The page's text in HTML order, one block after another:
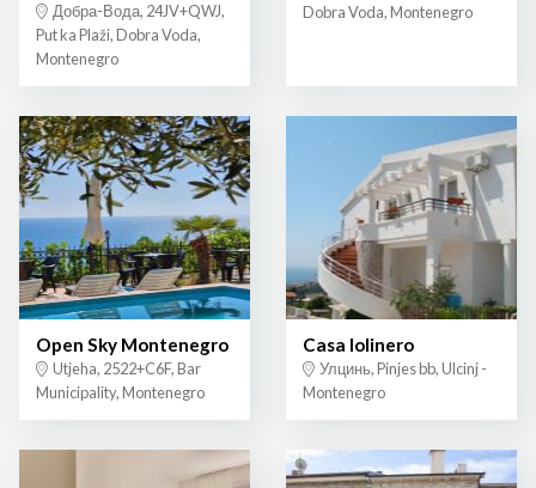
Добра-Вода, 24JV+QWJ,
Put ka Plaži, Dobra Voda,
Montenegro
Dobra Voda, Montenegro
Open Sky Montenegro
Utjeha, 2522+C6F, Bar
Municipality, Montenegro
Casa lolinero
Улцинь, Pinjes bb, Ulcinj -
Montenegro